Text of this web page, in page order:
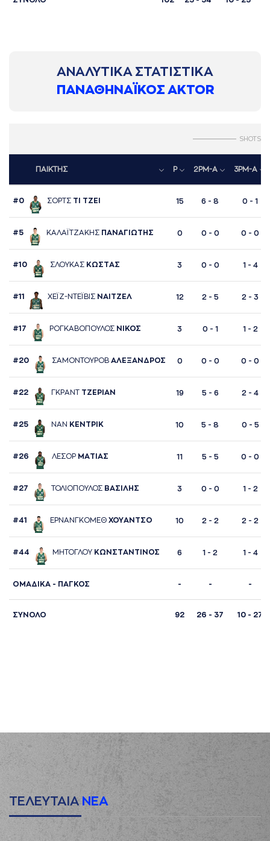
ΑΝΑΛΥΤΙΚΑ ΣΤΑΤΙΣΤΙΚΑ
ΠΑΝΑΘΗΝΑΪΚΟΣ AKTOR
SHOTS
ΠΑΙΚΤΗΣ P 2PM-A 3PM-A
#0 ΣΟΡΤΣ ΤΙ ΤΖΕΙ 15 6 - 8 0 - 1
#5 ΚAΛAΪΤΖAΚΗΣ ΠAΝAΓΙΩΤΗΣ 0 0 - 0 0 - 0
#10 ΣΛΟΥΚAΣ ΚΩΣΤAΣ 3 0 - 0 1 - 4
#11 ΧΕΪΖ-ΝΤΕΪΒΙΣ ΝAΙΤΖΕΛ 12 2 - 5 2 - 3
#17 ΡΟΓΚAΒΟΠΟΥΛΟΣ ΝΙΚΟΣ 3 0 - 1 1 - 2
#20 ΣAΜΟΝΤΟΥΡΟΒ AΛΕΞAΝΔΡΟΣ 0 0 - 0 0 - 0
#22 ΓΚΡAΝΤ ΤΖΕΡΙAΝ 19 5 - 6 2 - 4
#25 ΝAΝ ΚΕΝΤΡΙΚ 10 5 - 8 0 - 5
#26 ΛΕΣΟΡ ΜAΤΙAΣ 11 5 - 5 0 - 0
#27 ΤΟΛΙΟΠΟΥΛΟΣ ΒAΣΙΛΗΣ 3 0 - 0 1 - 2
#41 ΕΡΝAΝΓΚΟΜΕΘ ΧΟΥAΝΤΣΟ 10 2 - 2 2 - 2
#44 ΜΗΤΟΓΛΟΥ ΚΩΝΣΤAΝΤΙΝΟΣ 6 1 - 2 1 - 4
ΟΜΑΔΙΚΑ - ΠΑΓΚΟΣ - - -
ΣΥΝΟΛΟ 92 26 - 37 10 - 27
ΤΕΛΕΥΤΑΙΑ ΝΕΑ